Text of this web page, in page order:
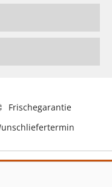
Frischegarantie